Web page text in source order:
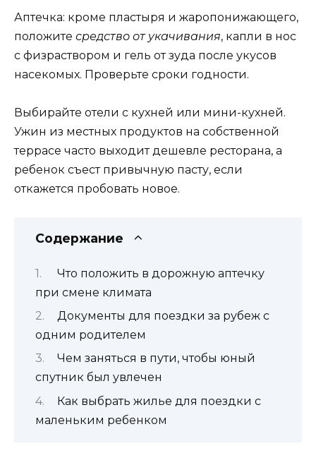
Аптечка: кроме пластыря и жаропонижающего,
положите средство от укачивания, капли в нос
с физраствором и гель от зуда после укусов
насекомых. Проверьте сроки годности.
Выбирайте отели с кухней или мини-кухней.
Ужин из местных продуктов на собственной
террасе часто выходит дешевле ресторана, а
ребенок съест привычную пасту, если
откажется пробовать новое.
Содержание
Что положить в дорожную аптечку
при смене климата
Документы для поездки за рубеж с
одним родителем
Чем заняться в пути, чтобы юный
спутник был увлечен
Как выбрать жилье для поездки с
маленьким ребенком